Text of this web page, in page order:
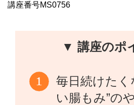
講座番号MS0756
▼ 講座のポ
毎日続けたく
い腸もみ”の